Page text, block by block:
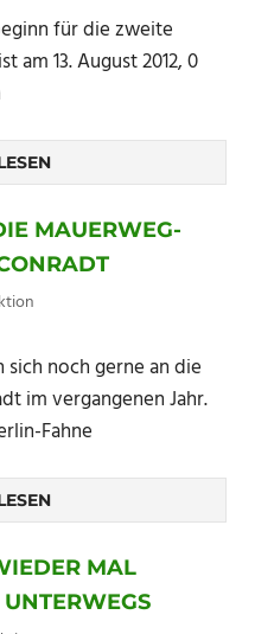
für die zweite
am 13. August 2012, 0
MAUERWEG-
noch gerne an die
im vergangenen Jahr.
Fahne
MAL